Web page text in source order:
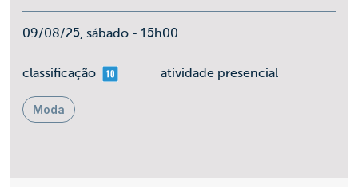
09/08/25, sábado - 15h00
classificaçãomais 10 atividade presencial
Moda